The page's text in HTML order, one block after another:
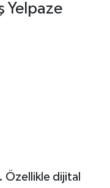
Yelpaze
Özellikle dijital